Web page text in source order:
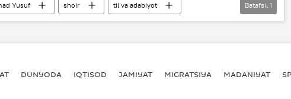
Yusuf shoir
til va adabiyot
Batafsil 1
DUNYODA IQTISOD JAMIYAT MIGRATSIYA MADANIYAT